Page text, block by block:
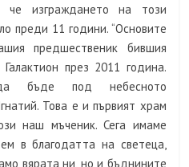
че изграждането на този
преди 11 години. “Основите
предшественик бившия
Галактион през 2011 година.
бъде под небесното
Това е и първият храм
наш мъченик. Сега имаме
в благодатта на светеца,
вярата ни, но и бъднините